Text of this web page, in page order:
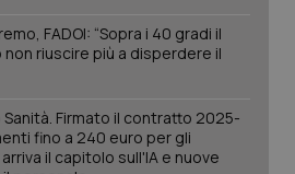
FADOI: “Sopra i 40 gradi il
riuscire più a disperdere il
Firmato il contratto 2025-
fino a 240 euro per gli
il capitolo sull'IA e nuove